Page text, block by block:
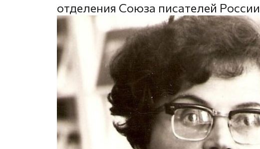
отделения Союза писателей России